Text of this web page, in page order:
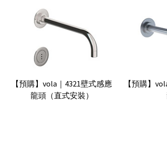
【預購】vola｜4321壁式感應
龍頭（直式安裝）
【預購】